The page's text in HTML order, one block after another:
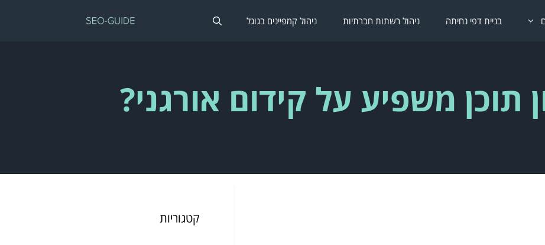
בניית דפי נחיתה ניהול רשתות חברתיות ניהול קמפיינים בגוגל
תוכן משפיע על קידום אורגני?
קטגוריות